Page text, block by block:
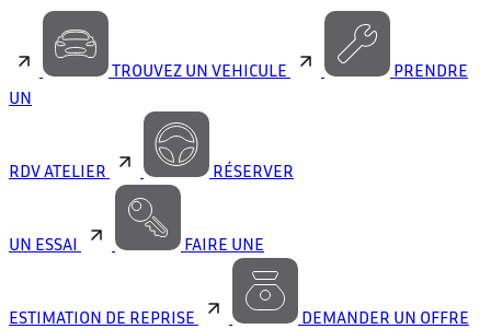
TROUVEZ UN VEHICULE
PRENDRE
UN
RDV ATELIER RÉSERVER
UN ESSAI FAIRE UNE
ESTIMATION DE REPRISE DEMANDER UN OFFRE